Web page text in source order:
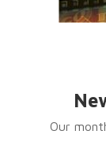
Our